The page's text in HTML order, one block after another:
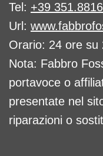
Tel: +39
Url:
Orario: 24 ore su
Nota: Fabbro
portavoce o
presentate nel
riparazioni o